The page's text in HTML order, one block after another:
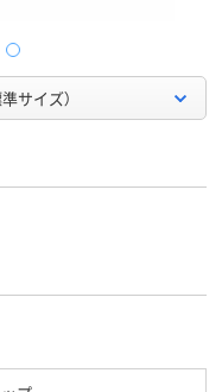
サイズ）